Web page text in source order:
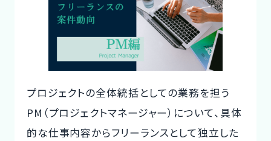
コーディネーター紹介
イベント/マガジン
n
a
e
b
o
o
k
プロジェクトの全体統括としての業務を担う
PM（プロジェクトマネージャー）について、具体
的な仕事内容からフリーランスとして独立した